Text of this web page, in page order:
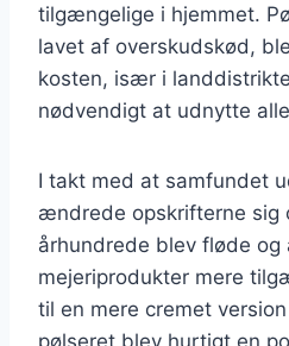
tilgængelige i hjemmet.
lavet af overskudskød,
kosten, især i
nødvendigt at udnytte
I takt med at samfundet
ændrede opskrifterne sig
århundrede blev fløde og
mejeriprodukter mere
til en mere cremet
pølseret blev hurtigt en